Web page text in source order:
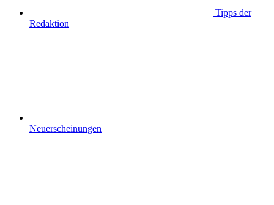
Tipps der
Redaktion
Neuerscheinungen